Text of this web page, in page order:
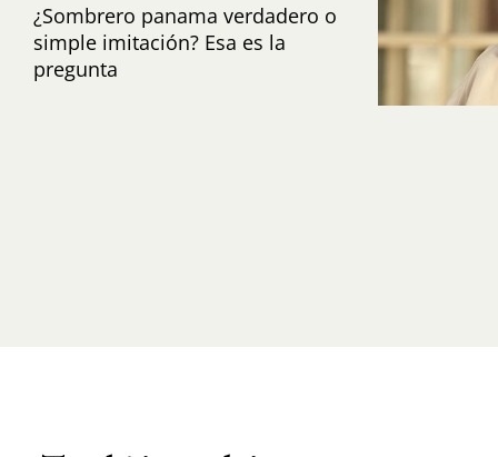
¿Sombrero panama verdadero o
simple imitación? Esa es la
pregunta